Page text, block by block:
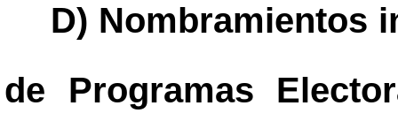
D) Nombramientos
de Programas